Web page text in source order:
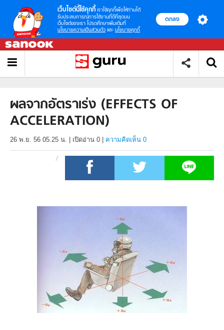
เว็บไซต์นี้ใช้คุกกี้ เราใช้คุกกี้เพื่อให้ท่านได้
รับประสบการณ์การใช้งานที่ดีที่สุดบน
เว็บไซต์ของเรา โปรดศึกษาเพิ่มเติมที่
นโยบายความเป็นส่วนตัว และ นโยบายคุกกี้
ตกลง
ผลจากอัตราเร่ง (EFFECTS OF
ACCELERATION)
26 พ.ย. 56 05.25 น. เปิดอ่าน 0 ความคิดเห็น 0